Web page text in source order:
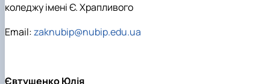
коледжу імені Є. Храпливого
Email:zaknubip@nubip.edu.ua
Євтушенко Юлія